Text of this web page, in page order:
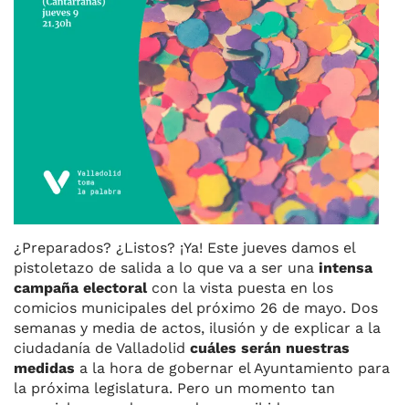
¿Preparados? ¿Listos? ¡Ya! Este jueves damos el
pistoletazo de salida a lo que va a ser una intensa
campaña electoralcon la vista puesta en los
comicios municipales del próximo 26 de mayo. Dos
semanas y media de actos, ilusión y de explicar a la
ciudadanía de Valladolid cuáles serán nuestras
medidas a la hora de gobernar el Ayuntamiento para
la próxima legislatura. Pero un momento tan